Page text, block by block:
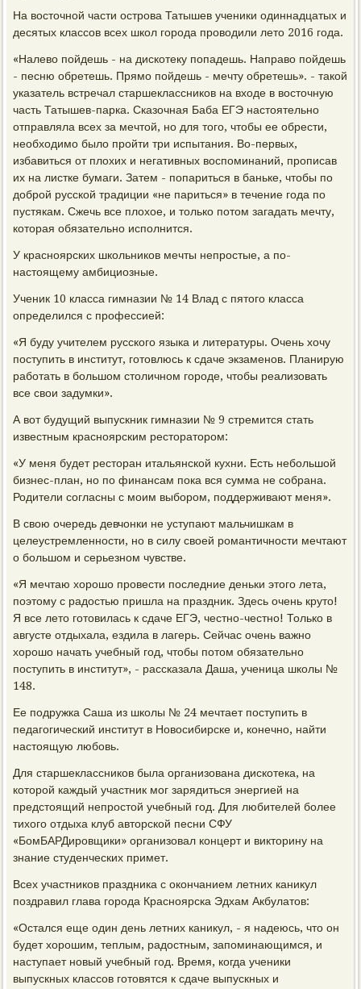
На восточной части острова Татышев ученики одиннадцатых и
десятых классов всех школ города проводили лето 2016 года.
«Налево пойдешь - на дискотеку попадешь. Направо пойдешь
- песню обретешь. Прямо пойдешь - мечту обретешь». - такой
указатель встречал старшеклассников на входе в восточную
часть Татышев-парка. Сказочная Баба ЕГЭ настоятельно
отправляла всех за мечтой, но для того, чтобы ее обрести,
необходимо было пройти три испытания. Во-первых,
избавиться от плохих и негативных воспоминаний, прописав
их на листке бумаги. Затем - попариться в баньке, чтобы по
доброй русской традиции «не париться» в течение года по
пустякам. Сжечь все плохое, и только потом загадать мечту,
которая обязательно исполнится.
У красноярских школьников мечты непростые, а по-
настоящему амбициозные.
Ученик 10 класса гимназии № 14 Влад с пятого класса
определился с профессией:
«Я буду учителем русского языка и литературы. Очень хочу
поступить в институт, готовлюсь к сдаче экзаменов. Планирую
работать в большом столичном городе, чтобы реализовать
все свои задумки».
А вот будущий выпускник гимназии № 9 стремится стать
известным красноярским ресторатором:
«У меня будет ресторан итальянской кухни. Есть небольшой
бизнес-план, но по финансам пока вся сумма не собрана.
Родители согласны с моим выбором, поддерживают меня».
В свою очередь девчонки не уступают мальчишкам в
целеустремленности, но в силу своей романтичности мечтают
о большом и серьезном чувстве.
«Я мечтаю хорошо провести последние деньки этого лета,
поэтому с радостью пришла на праздник. Здесь очень круто!
Я все лето готовилась к сдаче ЕГЭ, честно-честно! Только в
августе отдыхала, ездила в лагерь. Сейчас очень важно
хорошо начать учебный год, чтобы потом обязательно
поступить в институт», - рассказала Даша, ученица школы №
148.
Ее подружка Саша из школы № 24 мечтает поступить в
педагогический институт в Новосибирске и, конечно, найти
настоящую любовь.
Для старшеклассников была организована дискотека, на
которой каждый участник мог зарядиться энергией на
предстоящий непростой учебный год. Для любителей более
тихого отдыха клуб авторской песни СФУ
«БомБАРДировщики» организовал концерт и викторину на
знание студенческих примет.
Всех участников праздника с окончанием летних каникул
поздравил глава города Красноярска Эдхам Акбулатов:
«Остался еще один день летних каникул, - я надеюсь, что он
будет хорошим, теплым, радостным, запоминающимся, и
наступает новый учебный год. Время, когда ученики
выпускных классов готовятся к сдаче выпускных и